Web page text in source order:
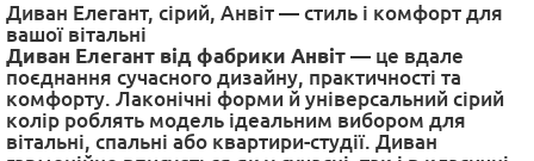
Диван Елегант, сірий, Анвіт — стиль і комфорт для
вашої вітальні
Диван Елегант від фабрики Анвіт — це вдале
поєднання сучасного дизайну, практичності та
комфорту. Лаконічні форми й універсальний сірий
колір роблять модель ідеальним вибором для
вітальні, спальні або квартири-студії. Диван